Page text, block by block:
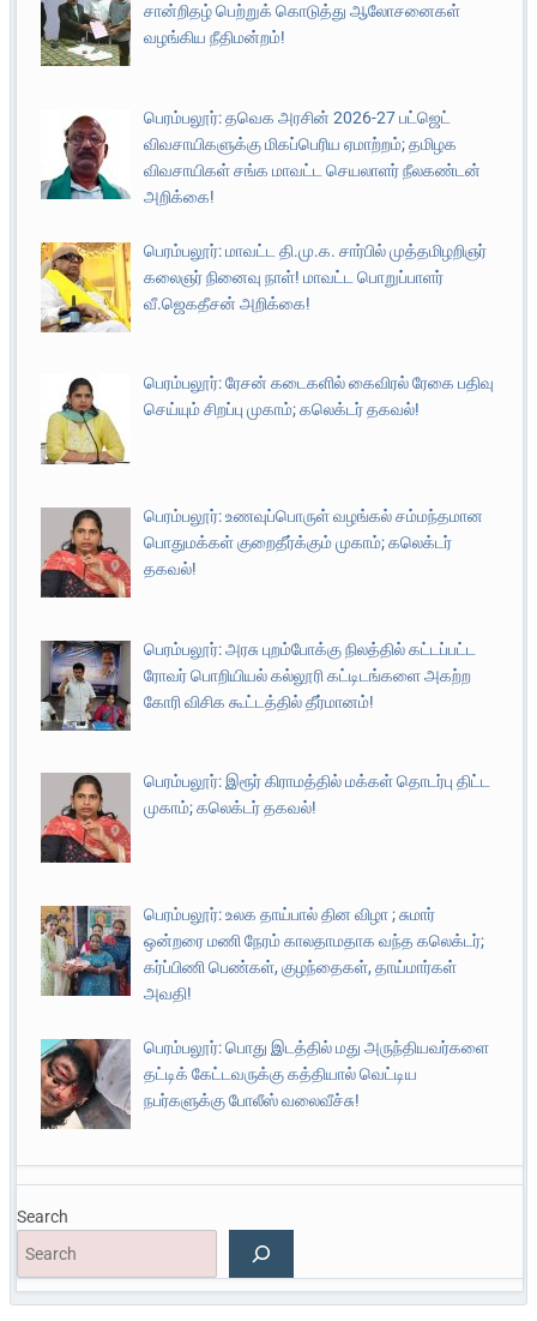
சான்றிதழ் பெற்றுக் கொடுத்து ஆலோசனைகள்
வழங்கிய நீதிமன்றம்!
பெரம்பலூர்: தவெக அரசின் 2026-27 பட்ஜெட்
விவசாயிகளுக்கு மிகப்பெரிய ஏமாற்றம்; தமிழக
விவசாயிகள் சங்க மாவட்ட செயலாளர் நீலகண்டன்
அறிக்கை!
பெரம்பலூர்: மாவட்ட தி.மு.க. சார்பில் முத்தமிழறிஞர்
கலைஞர் நினைவு நாள்! மாவட்ட பொறுப்பாளர்
வீ.ஜெகதீசன் அறிக்கை!
பெரம்பலூர்: ரேசன் கடைகளில் கைவிரல் ரேகை பதிவு
செய்யும் சிறப்பு முகாம்; கலெக்டர் தகவல்!
பெரம்பலூர்: உணவுப்பொருள் வழங்கல் சம்மந்தமான
பொதுமக்கள் குறைதீர்க்கும் முகாம்; கலெக்டர்
தகவல்!
பெரம்பலூர்: அரசு புறம்போக்கு நிலத்தில் கட்டப்பட்ட
ரோவர் பொறியியல் கல்லூரி கட்டிடங்களை அகற்ற
கோரி விசிக கூட்டத்தில் தீர்மானம்!
பெரம்பலூர்: இரூர் கிராமத்தில் மக்கள் தொடர்பு திட்ட
முகாம்; கலெக்டர் தகவல்!
பெரம்பலூர்: உலக தாய்பால் தின விழா ; சுமார்
ஒன்றரை மணி நேரம் காலதாமதாக வந்த கலெக்டர்;
கர்ப்பிணி பெண்கள், குழந்தைகள், தாய்மார்கள்
அவதி!
பெரம்பலூர்: பொது இடத்தில் மது அருந்தியவர்களை
தட்டிக் கேட்டவருக்கு கத்தியால் வெட்டிய
நபர்களுக்கு போலீஸ் வலைவீச்சு!
Search